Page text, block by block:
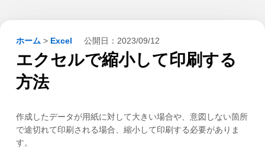
ホーム > Excel 公開日： 2023/09/12
エクセルで縮小して印刷する
方法
作成したデータが用紙に対して大きい場合や、意図しない箇所
で途切れて印刷される場合、縮小して印刷する必要がありま
す。